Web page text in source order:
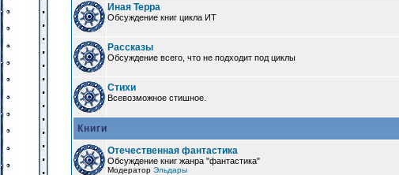
Иная Терра
Обсуждение книг цикла ИТ
Рассказы
Обсуждение всего, что не подходит под циклы
Стихи
Всевозможное стишное.
Книги
Отечественная фантастика
Обсуждение книг жанра "фантастика"
Модератор Эльдары